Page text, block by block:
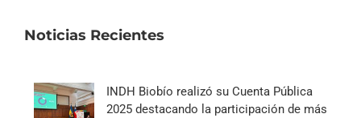
Noticias Recientes
INDH Biobío realizó su Cuenta Pública
2025 destacando la participación de más